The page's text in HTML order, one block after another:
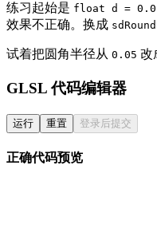
练习起始是 float d = 0.0
效果不正确。换成
试着把圆角半径从 0.05 改
GLSL 代码编辑器
运行 重置 登录后提交
正确代码预览